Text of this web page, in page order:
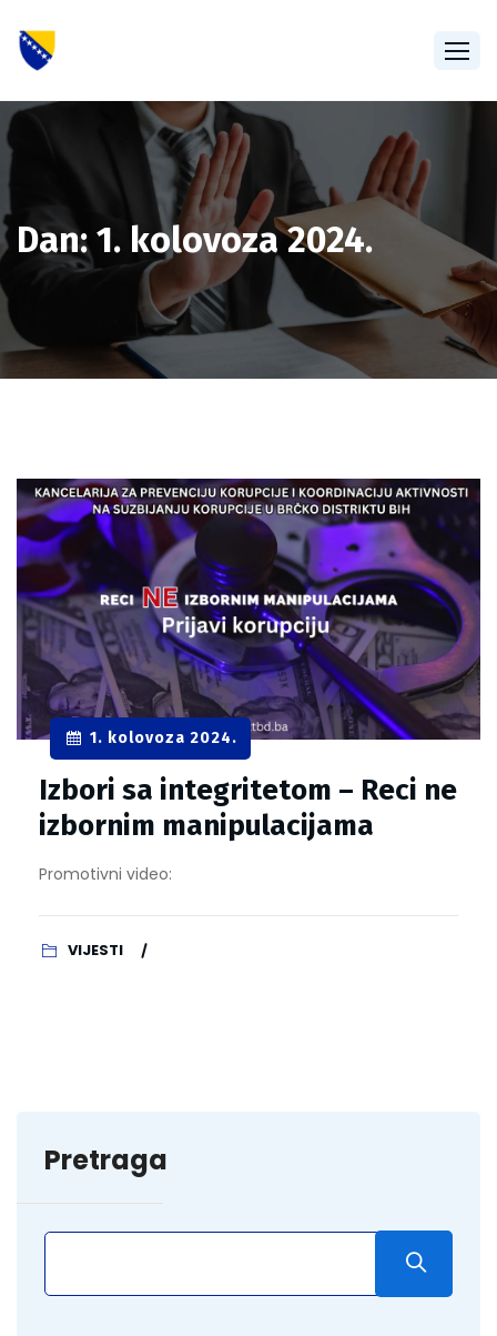
Dan:1. kolovoza 2024.
1. kolovoza 2024.
Izbori sa integritetom – Reci ne
izbornim manipulacijama
Promotivni video:
VIJESTI
Pretraga